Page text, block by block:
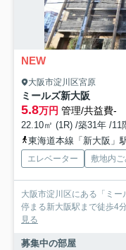
NEW
大阪市淀川区宮原
ミールズ新大阪
5.8万円 管理/共益費-
22.10㎡ (1R) /築31年 /11
東海道本線「新大阪」
エレベーター 敷地内
大阪市淀川区にある「ミ
停まる新大阪駅まで徒歩4
見る
募集中の部屋